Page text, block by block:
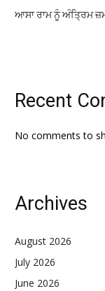
ਆਸਾ ਰਾਮ ਨੂੰ ਅੰਤ੍ਰਿਮ
Recent
No comments to
Archives
August 2026
July 2026
June 2026